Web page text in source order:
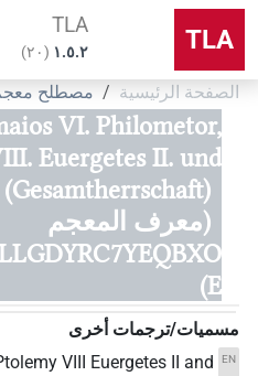
TLA
TLA
۱.٥.٢ (٢٠)
الصفحة الرئيسية مصطلح
VI. Philometor,
Euergetes II. und
(معرف المعجم
E)
مسميات/ترجمات أخرى
EN
VIII Euergetes II and